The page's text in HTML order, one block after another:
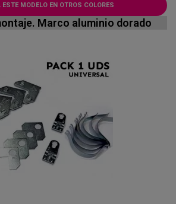
ESTE MODELO EN OTROS COLORES
Marco aluminio dorado